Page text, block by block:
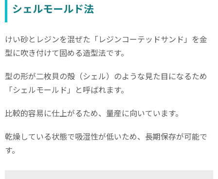
シェルモールド法
けい砂とレジンを混ぜた「レジンコーテッドサンド」を金
型に吹き付けて固める造型法です。
型の形が二枚貝の殻（シェル）のような見た目になるため
「シェルモールド」と呼ばれます。
比較的容易に仕上がるため、量産に向いています。
乾燥している状態で吸湿性が低いため、長期保存が可能で
す。